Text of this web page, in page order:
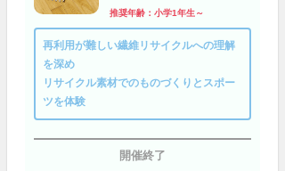
推奨年齢：小学1年生～
再利用が難しい繊維リサイクルへの理解
を深め
リサイクル素材でのものづくりとスポー
ツを体験
開催終了